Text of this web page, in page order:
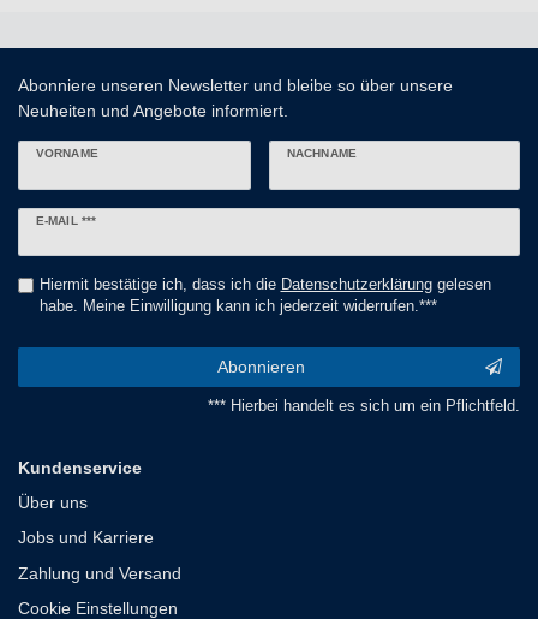
Abonniere unseren Newsletter und bleibe so über unsere
Neuheiten und Angebote informiert.
VORNAME NACHNAME
E-MAIL ***
Newsletter
Hiermit bestätige ich, dass ich die Daten­schutz­erklärunggelesen
habe. Meine Einwilligung kann ich jederzeit widerrufen.***
Abonnieren
*** Hierbei handelt es sich um ein Pflichtfeld.
Kundenservice
Über uns
Jobs und Karriere
Zahlung und Versand
Cookie Einstellungen